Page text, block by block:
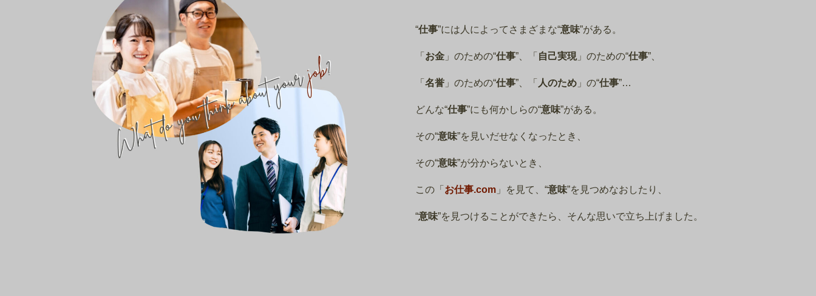
“仕事”には人によってさまざまな“意味”がある。
「 お金 」のための“仕事”、「 自己実現」のための“仕事”、
「 名誉 」のための“仕事”、「 人のため 」の“仕事”…
どんな“仕事”にも何かしらの“意味”がある。
その“意味”を見いだせなくなったとき、
その“意味”が分からないとき、
この「 お仕事.com 」を見て、“意味”を見つめなおしたり、
“意味”を見つけることができたら、そんな思いで立ち上げました。